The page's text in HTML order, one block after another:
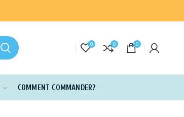
0 0 0
COMMENT COMMANDER?